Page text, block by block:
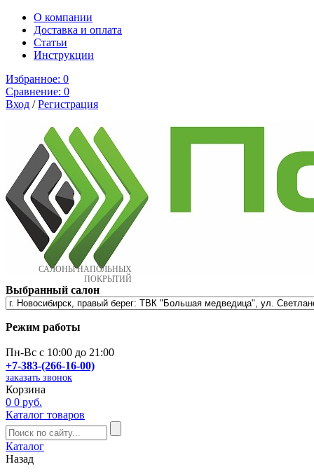
О компании
Доставка и оплата
Cтатьи
Инструкции
Избранное: 0
Сравнение: 0
Вход /Регистрация
САЛОНЫ НАПОЛЬНЫХ
ПОКРЫТИЙ
Выбранный салон
Режим работы
Пн-Вс с 10:00 до 21:00
+7-383-(266-16-00)
заказать звонок
Корзина
0 0 руб.
Каталог товаров
Каталог
Назад